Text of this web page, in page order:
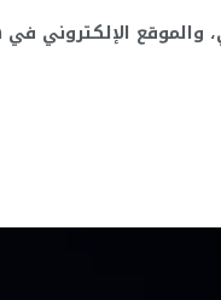
والموقع الإلكتروني